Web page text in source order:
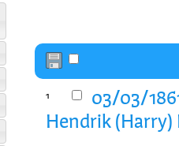
1
03/03/
Hendrik (Harry)